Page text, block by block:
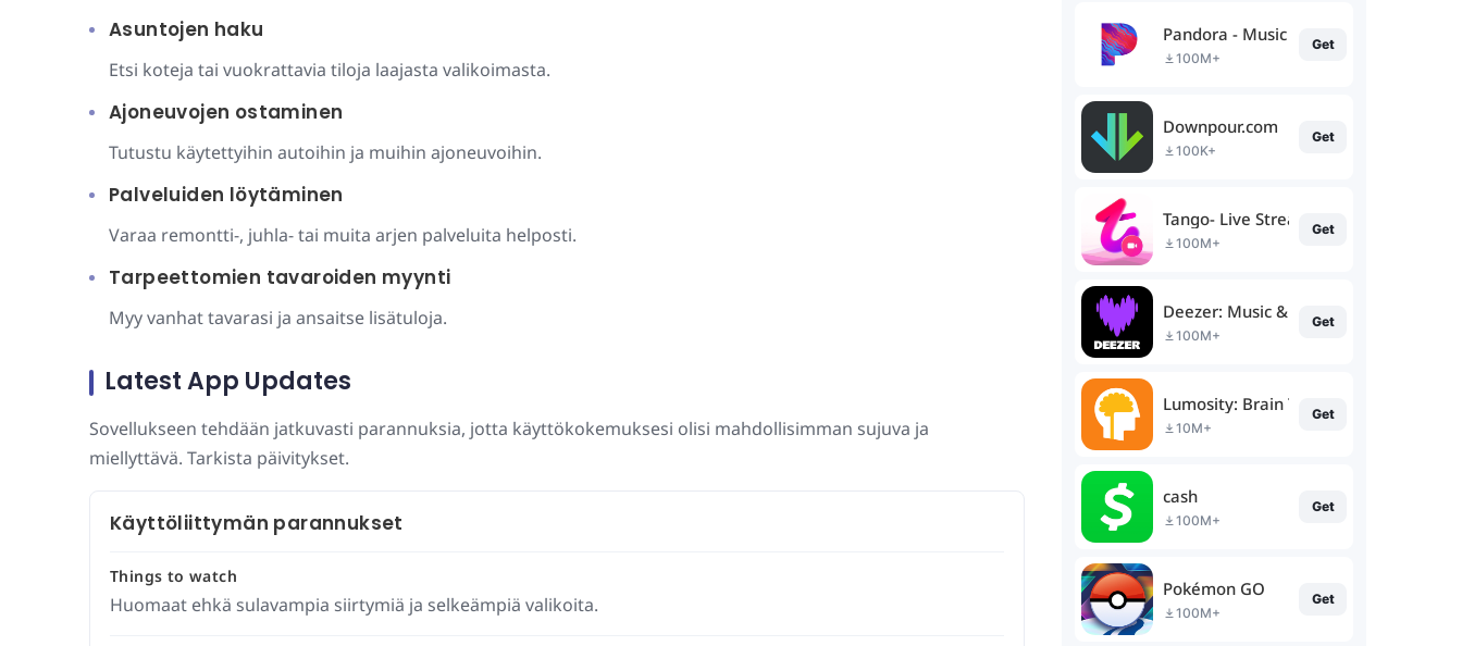
Asuntojen haku
Etsi koteja tai vuokrattavia tiloja laajasta valikoimasta.
Ajoneuvojen ostaminen
Tutustu käytettyihin autoihin ja muihin ajoneuvoihin.
Palveluiden löytäminen
Varaa remontti-, juhla- tai muita arjen palveluita helposti.
Tarpeettomien tavaroiden myynti
Myy vanhat tavarasi ja ansaitse lisätuloja.
Latest App Updates
Sovellukseen tehdään jatkuvasti parannuksia, jotta käyttökokemuksesi olisi mahdollisimman sujuva ja
miellyttävä. Tarkista päivitykset.
Käyttöliittymän parannukset
Things to watch
Huomaat ehkä sulavampia siirtymiä ja selkeämpiä valikoita.
Pandora - Music & Podcasts
100M+
Get
Downpour.com
100K+
Get
Tango- Live Stream, Video Chat
100M+
Get
Deezer: Music & Podcast Player
100M+
Get
Lumosity: Brain Training
10M+
Get
cash
100M+
Get
Pokémon GO
100M+
Get